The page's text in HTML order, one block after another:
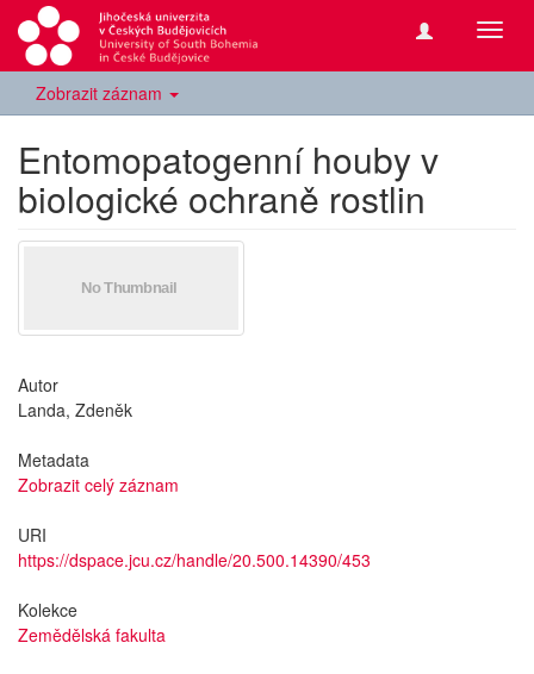
Zobrazit záznam
Entomopatogenní houby v
biologické ochraně rostlin
Autor
Landa, Zdeněk
Metadata
Zobrazit celý záznam
URI
https://dspace.jcu.cz/handle/20.500.14390/453
Kolekce
Zemědělská fakulta